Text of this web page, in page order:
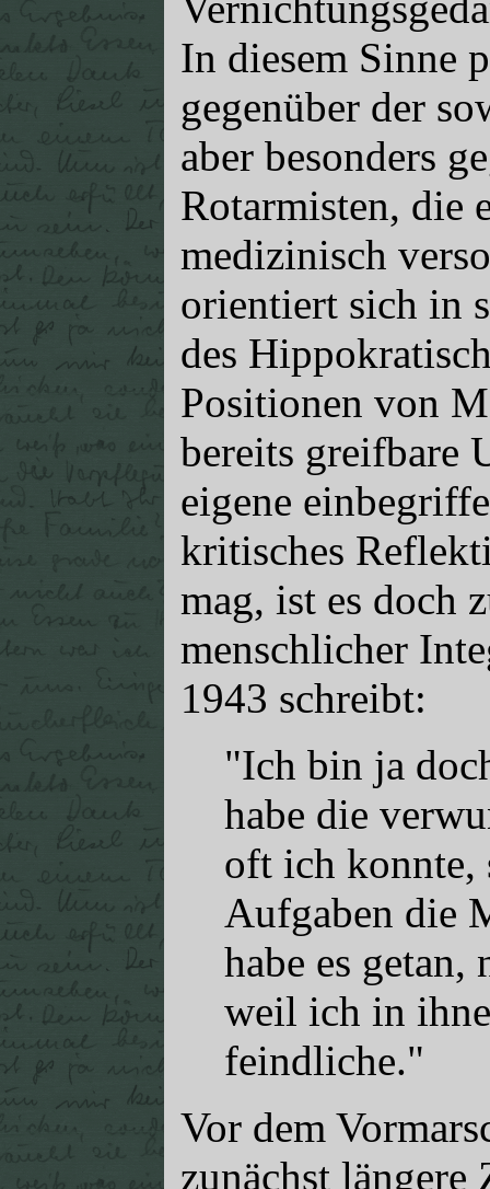
In diesem Sinne
gegenüber der
aber besonders
Rotarmisten, die
medizinisch
orientiert sich in
des
Positionen von
bereits greifbare
eigene
kritisches
mag, ist es doch
menschlicher
1943 schreibt:
"Ich bin ja
habe die
oft ich konnte,
Aufgaben die
habe es
weil ich in
feindliche."
Vor dem
zunächst